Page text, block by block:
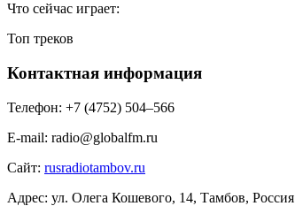
Что сейчас играет:
Топ треков
Контактная информация
Телефон: +7 (4752) 504‒566
E-mail: radio@globalfm.ru
Сайт: rusradiotambov.ru
Адрес: ул. Олега Кошевого, 14, Тамбов, Россия